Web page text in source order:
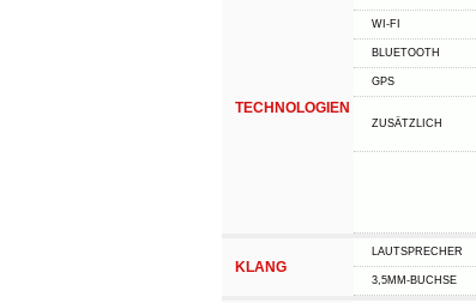
TECHNOLOGIEN
WI-FI
BLUETOOTH
GPS
ZUSÄTZLICH
KLANG
LAUTSPRECHER
3,5MM-BUCHSE